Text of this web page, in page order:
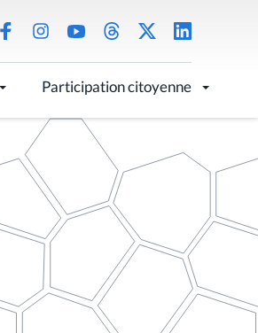
Participation citoyenne